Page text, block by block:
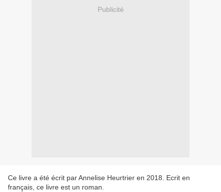
Publicité
Ce livre a été écrit par Annelise Heurtrier en 2018. Ecrit en
français, ce livre est un roman.